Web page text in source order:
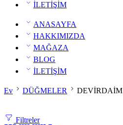
İLETİŞİM
ANASAYFA
HAKKIMIZDA
MAĞAZA
BLOG
İLETİŞİM
Ev DÜĞMELER DEVİRDAİM
Filtreler